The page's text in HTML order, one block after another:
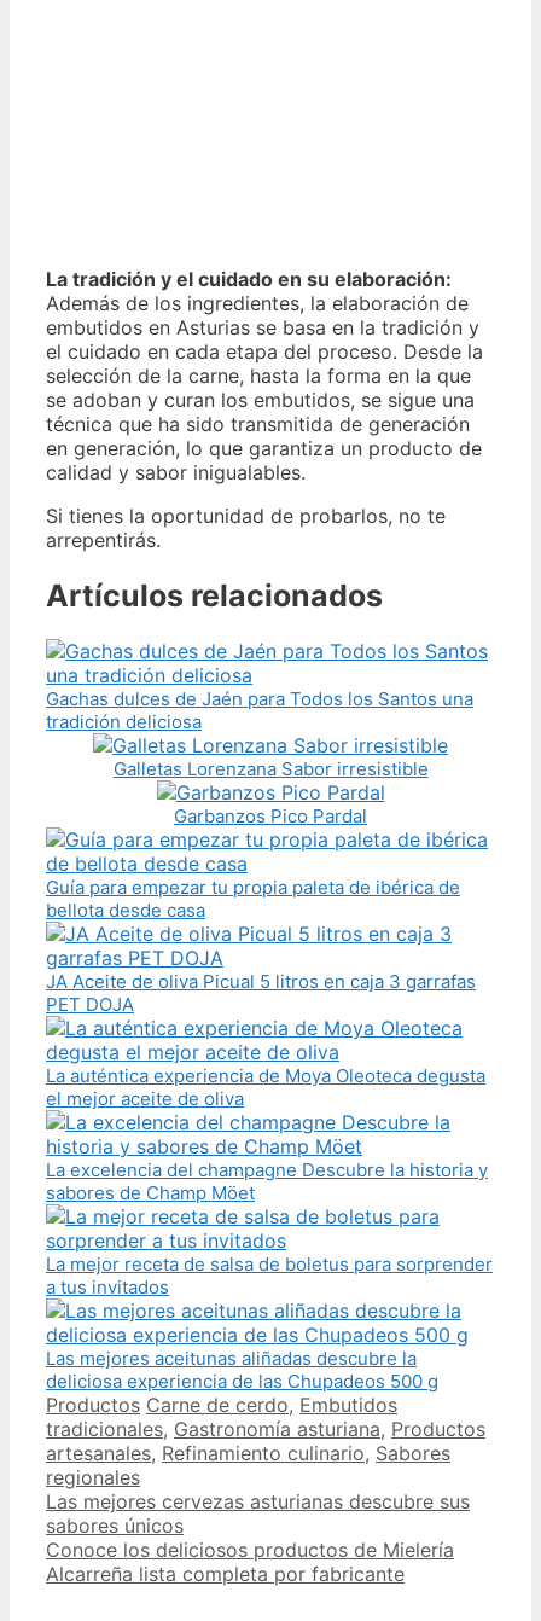
La tradición y el cuidado en su elaboración:
Además de los ingredientes, la elaboración de
embutidos en Asturias se basa en la tradición y
el cuidado en cada etapa del proceso. Desde la
selección de la carne, hasta la forma en la que
se adoban y curan los embutidos, se sigue una
técnica que ha sido transmitida de generación
en generación, lo que garantiza un producto de
calidad y sabor inigualables.
Si tienes la oportunidad de probarlos, no te
arrepentirás.
Artículos relacionados
Gachas dulces de Jaén para Todos los Santos una
tradición deliciosa
Galletas Lorenzana Sabor irresistible
Garbanzos Pico Pardal
Guía para empezar tu propia paleta de ibérica de
bellota desde casa
JA Aceite de oliva Picual 5 litros en caja 3 garrafas
PET DOJA
La auténtica experiencia de Moya Oleoteca degusta
el mejor aceite de oliva
La excelencia del champagne Descubre la historia y
sabores de Champ Möet
La mejor receta de salsa de boletus para sorprender
a tus invitados
Las mejores aceitunas aliñadas descubre la
deliciosa experiencia de las Chupadeos 500 g
Categories
Productos Tags
Carne de cerdo, Embutidos
tradicionales, Gastronomía asturiana, Productos
artesanales, Refinamiento culinario, Sabores
regionales
Post
navigation
Las mejores cervezas asturianas descubre sus
sabores únicos
Conoce los deliciosos productos de Mielería
Alcarreña lista completa por fabricante